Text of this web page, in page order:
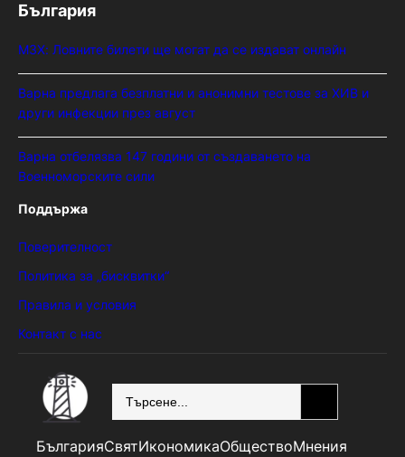
България
МЗХ: Ловните билети ще могат да се издават онлайн
Варна предлага безплатни и анонимни тестове за ХИВ и
други инфекции през август
Варна отбелязва 147 години от създаването на
Военноморските сили
Поддържа
Поверителност
Политика за „бисквитки“
Правила и условия
Контакт с нас
БългарияСвятИкономикаОбществоМнения